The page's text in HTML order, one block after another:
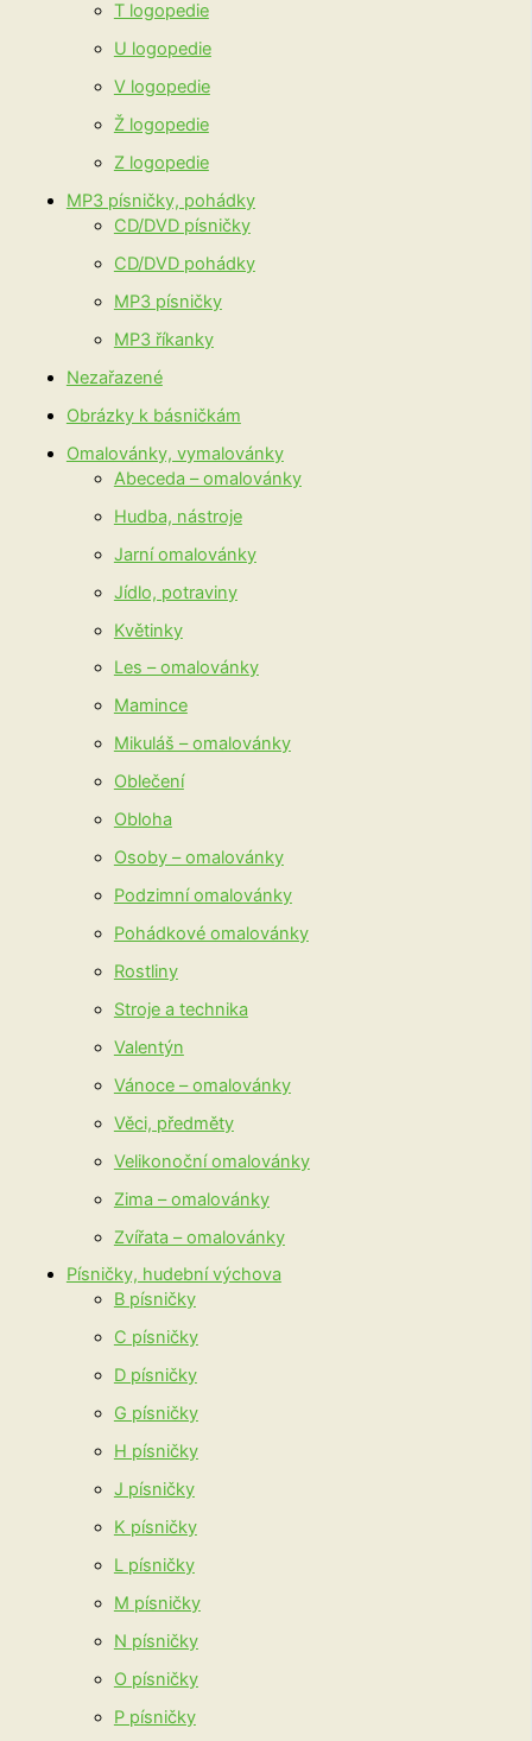
T logopedie
U logopedie
V logopedie
Ž logopedie
Z logopedie
MP3 písničky, pohádky
CD/DVD písničky
CD/DVD pohádky
MP3 písničky
MP3 říkanky
Nezařazené
Obrázky k básničkám
Omalovánky, vymalovánky
Abeceda – omalovánky
Hudba, nástroje
Jarní omalovánky
Jídlo, potraviny
Květinky
Les – omalovánky
Mamince
Mikuláš – omalovánky
Oblečení
Obloha
Osoby – omalovánky
Podzimní omalovánky
Pohádkové omalovánky
Rostliny
Stroje a technika
Valentýn
Vánoce – omalovánky
Věci, předměty
Velikonoční omalovánky
Zima – omalovánky
Zvířata – omalovánky
Písničky, hudební výchova
B písničky
C písničky
D písničky
G písničky
H písničky
J písničky
K písničky
L písničky
M písničky
N písničky
O písničky
P písničky